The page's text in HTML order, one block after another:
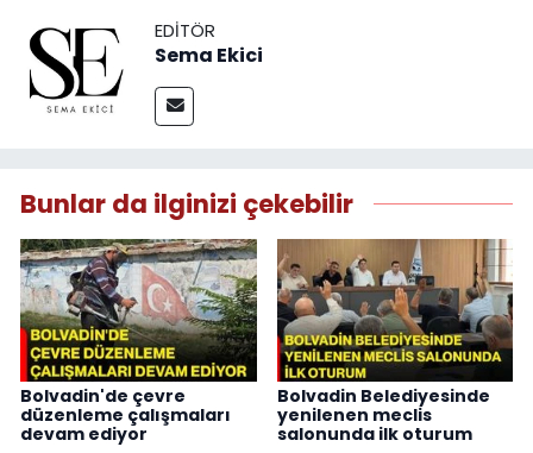
EDITÖR
Sema Ekici
Bunlar da ilginizi çekebilir
Bolvadin'de çevre
düzenleme çalışmaları
devam ediyor
Bolvadin Belediyesinde
yenilenen meclis
salonunda ilk oturum